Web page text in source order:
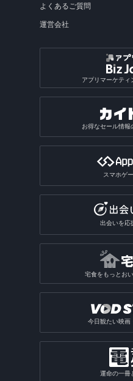
よくあるご質問
運営会社
アプリマーケティ
お得なセール情報
スマホゲ
出会いを応
宅食をもっとお
今日観たい映画
運命の一冊